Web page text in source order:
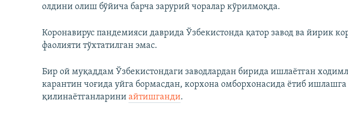
олдини олиш бўйича барча зарурий чоралар кўрилмоқда.
Коронавирус пандемияси даврида Ўзбекистонда қатор завод ва йирик
фаолияти тўхтатилган эмас.
Бир ой муқаддам Ўзбекистондаги заводлардан бирида ишлаётган
карантин чоғида уйга бормасдан, корхона омборхонасида ётиб
қилинаётганларини айтишганди.